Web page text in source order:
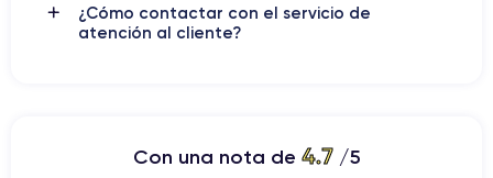
condiciones de poca luz, gracias al Motor Fotónico.
¿Cómo contactar con el servicio de
atención al cliente?
Con una nota de 4.7/5